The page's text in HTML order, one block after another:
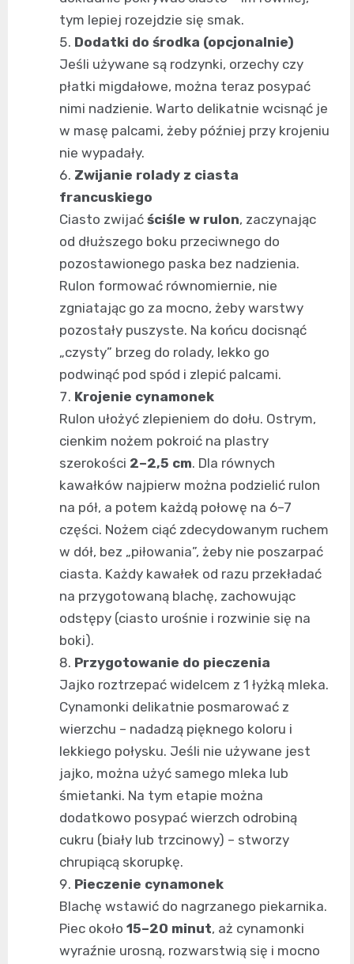
tym lepiej rozejdzie się smak.
Dodatki do środka (opcjonalnie)
Jeśli używane są rodzynki, orzechy czy
płatki migdałowe, można teraz posypać
nimi nadzienie. Warto delikatnie wcisnąć je
w masę palcami, żeby później przy krojeniu
nie wypadały.
Zwijanie rolady z ciasta
francuskiego
Ciasto zwijać ściśle w rulon, zaczynając
od dłuższego boku przeciwnego do
pozostawionego paska bez nadzienia.
Rulon formować równomiernie, nie
zgniatając go za mocno, żeby warstwy
pozostały puszyste. Na końcu docisnąć
„czysty” brzeg do rolady, lekko go
podwinąć pod spód i zlepić palcami.
Krojenie cynamonek
Rulon ułożyć zlepieniem do dołu. Ostrym,
cienkim nożem pokroić na plastry
szerokości 2–2,5 cm. Dla równych
kawałków najpierw można podzielić rulon
na pół, a potem każdą połowę na 6–7
części. Nożem ciąć zdecydowanym ruchem
w dół, bez „piłowania”, żeby nie poszarpać
ciasta. Każdy kawałek od razu przekładać
na przygotowaną blachę, zachowując
odstępy (ciasto urośnie i rozwinie się na
boki).
Przygotowanie do pieczenia
Jajko roztrzepać widelcem z 1 łyżką mleka.
Cynamonki delikatnie posmarować z
wierzchu – nadadzą pięknego koloru i
lekkiego połysku. Jeśli nie używane jest
jajko, można użyć samego mleka lub
śmietanki. Na tym etapie można
dodatkowo posypać wierzch odrobiną
cukru (biały lub trzcinowy) – stworzy
chrupiącą skorupkę.
Pieczenie cynamonek
Blachę wstawić do nagrzanego piekarnika.
Piec około 15–20 minut, aż cynamonki
wyraźnie urosną, rozwarstwią się i mocno